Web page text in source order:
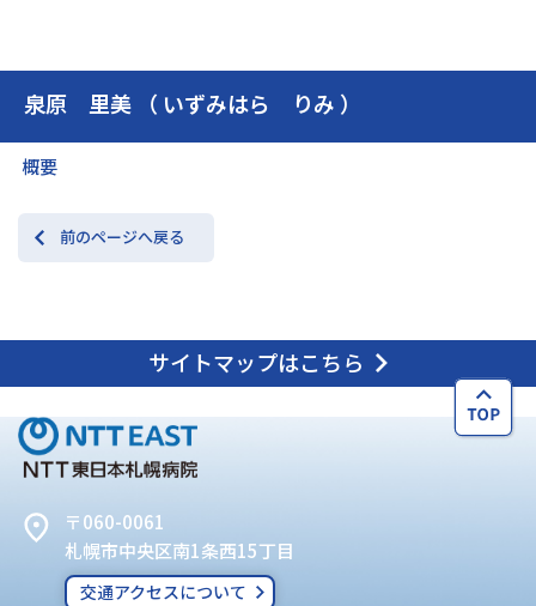
交通アクセス お問い合わせ
泉原 里美 （ いずみはら りみ ）
概要
前のページへ戻る
サイトマップはこちら
〒060-0061
札幌市中央区南1条西15丁目
交通アクセスについて